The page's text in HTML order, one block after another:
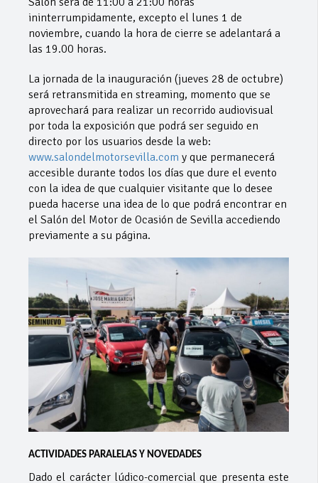
ininterrumpidamente, excepto el lunes 1 de
noviembre, cuando la hora de cierre se adelantará a
las 19.00 horas.
La jornada de la inauguración (jueves 28 de octubre)
será retransmitida en streaming, momento que se
aprovechará para realizar un recorrido audiovisual
por toda la exposición que podrá ser seguido en
directo por los usuarios desde la web:
www.salondelmotorsevilla.com y que permanecerá
accesible durante todos los días que dure el evento
con la idea de que cualquier visitante que lo desee
pueda hacerse una idea de lo que podrá encontrar en
el Salón del Motor de Ocasión de Sevilla accediendo
previamente a su página.
ACTIVIDADES PARALELAS Y NOVEDADES
Dado el carácter lúdico-comercial que presenta este